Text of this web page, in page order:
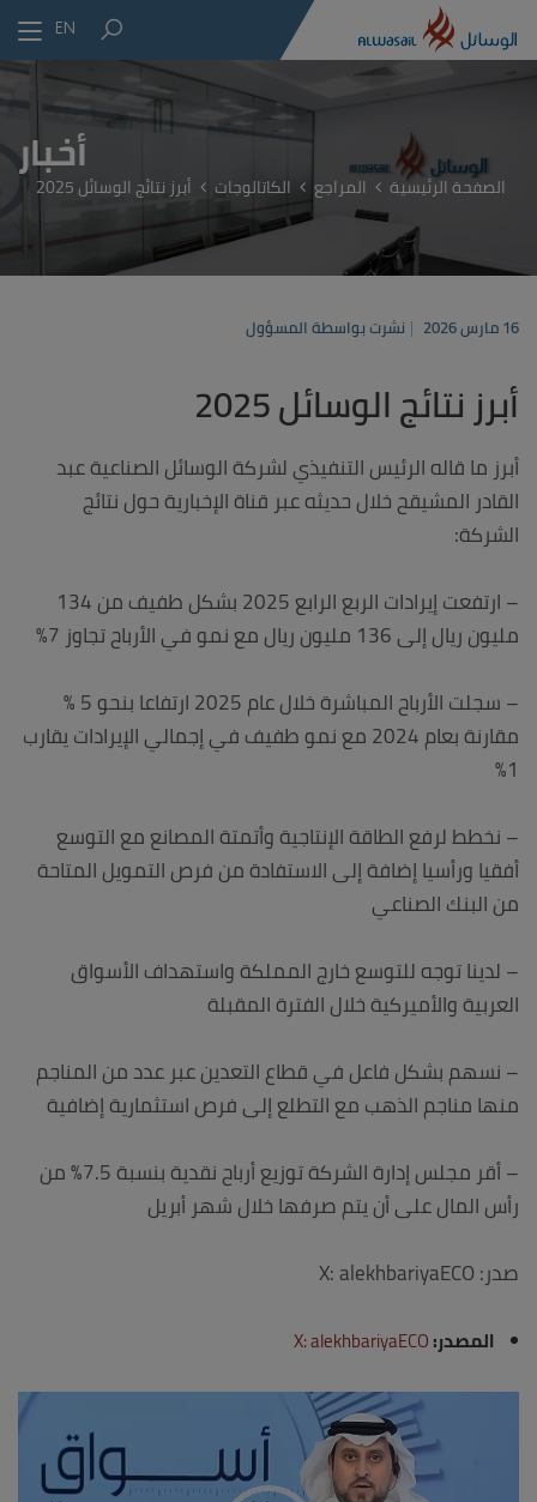
EN
أخبار
الصفحة الرئيسية المراجع الكاتالوجات أبرز نتائج الوسائل 2025
16 مارس 2026 نشرت بواسطة المسؤول
أبرز نتائج الوسائل 2025
أبرز ما قاله الرئيس التنفيذي لشركة الوسائل الصناعية عبد
القادر المشيقح خلال حديثه عبر قناة الإخبارية حول نتائج
الشركة:
– ارتفعت إيرادات الربع الرابع 2025 بشكل طفيف من 134
مليون ريال إلى 136 مليون ريال مع نمو في الأرباح تجاوز 7%
– سجلت الأرباح المباشرة خلال عام 2025 ارتفاعا بنحو 5 %
مقارنة بعام 2024 مع نمو طفيف في إجمالي الإيرادات يقارب
1%
– نخطط لرفع الطاقة الإنتاجية وأتمتة المصانع مع التوسع
أفقيا ورأسيا إضافة إلى الاستفادة من فرص التمويل المتاحة
من البنك الصناعي
– لدينا توجه للتوسع خارج المملكة واستهداف الأسواق
العربية والأميركية خلال الفترة المقبلة
– نسهم بشكل فاعل في قطاع التعدين عبر عدد من المناجم
منها مناجم الذهب مع التطلع إلى فرص استثمارية إضافية
– أقر مجلس إدارة الشركة توزيع أرباح نقدية بنسبة 7.5% من
رأس المال على أن يتم صرفها خلال شهر أبريل
صدر: X: alekhbariyaECO
المصدر: X: alekhbariyaECO